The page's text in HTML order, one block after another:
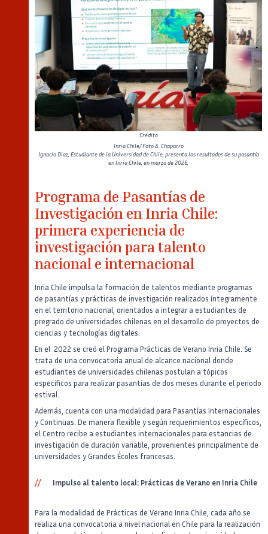
Crédito
Inria Chile/ Foto A. Chaparro
Ignacio Diaz, Estudiante de la Universidad de Chile, presenta los resultados de su pasantía
en Inria Chile, en marzo de 2026.
Programa de Pasantías de
Investigación en Inria Chile:
primera experiencia de
investigación para talento
nacional e internacional
Inria Chile impulsa la formación de talentos mediante programas
de pasantías y prácticas de investigación realizados íntegramente
en el territorio nacional, orientados a integrar a estudiantes de
pregrado de universidades chilenas en el desarrollo de proyectos de
ciencias y tecnologías digitales.
En el 2022 se creó el Programa Prácticas de Verano Inria Chile. Se
trata de una convocatoria anual de alcance nacional donde
estudiantes de universidades chilenas postulan a tópicos
específicos para realizar pasantías de dos meses durante el periodo
estival.
Además, cuenta con una modalidad para Pasantías Internacionales
y Continuas. De manera flexible y según requerimientos específicos,
el Centro recibe a estudiantes internacionales para estancias de
investigación de duración variable, provenientes principalmente de
universidades y Grandes Écoles francesas.
Impulso al talento local: Prácticas de Verano en Inria Chile
Para la modalidad de Prácticas de Verano Inria Chile, cada año se
realiza una convocatoria a nivel nacional en Chile para la realización